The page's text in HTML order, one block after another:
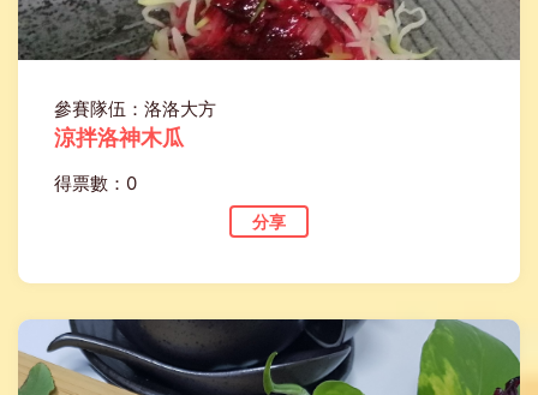
參賽隊伍：洛洛大方
涼拌洛神木瓜
得票數：0
分享